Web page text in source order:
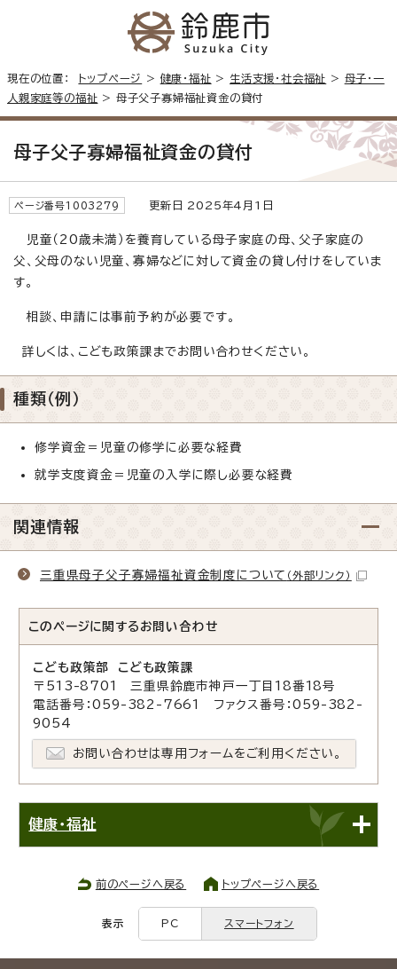
現在の位置： トップページ > 健康・福祉 > 生活支援・社会福祉 > 母子・一
人親家庭等の福祉 > 母子父子寡婦福祉資金の貸付
母子父子寡婦福祉資金の貸付
ページ番号1003279 更新日 2025年4月1日
児童（20歳未満）を養育している母子家庭の母、父子家庭の
父、父母のない児童、寡婦などに対して資金の貸し付けをしていま
す。
相談、申請には事前予約が必要です。
詳しくは、こども政策課までお問い合わせください。
種類（例）
修学資金＝児童の修学に必要な経費
就学支度資金＝児童の入学に際し必要な経費
関連情報
三重県母子父子寡婦福祉資金制度について （外部リンク）
このページに関する お問い合わせ
こども政策部 こども政策課
〒513-8701 三重県鈴鹿市神戸一丁目18番18号
電話番号：059-382-7661 ファクス番号：059-382-
9054
お問い合わせは専用フォームをご利用ください。
健康・福祉
前のページへ戻る トップページへ戻る
表示 PC スマートフォン